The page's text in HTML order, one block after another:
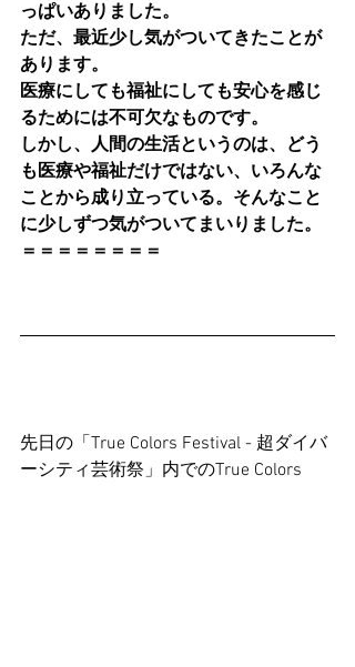
っぱいありました。
ただ、最近少し気がついてきたことが
あります。
医療にしても福祉にしても安心を感じ
るためには不可欠なものです。
しかし、人間の生活というのは、どう
も医療や福祉だけではない、いろんな
ことから成り立っている。そんなこと
に少しずつ気がついてまいりました。
＝＝＝＝＝＝＝＝
先日の「True Colors Festival - 超ダイバ
ーシティ芸術祭」内でのTrue Colors